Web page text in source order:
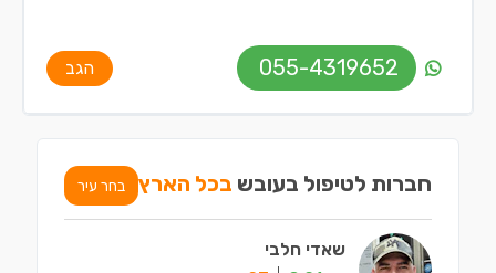
055-4319652 הגב
חברות לטיפול בעובש בכל הארץ בחר עיר
שאדי חלבי